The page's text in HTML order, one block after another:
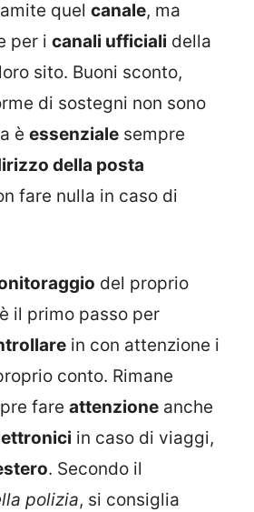
quel canale, ma
per i canali ufficiali della
sito. Buoni sconto,
di sostegni non sono
è essenziale sempre
della posta
fare nulla in caso di
del proprio
il primo passo per
in con attenzione i
conto. Rimane
fare attenzione anche
in caso di viaggi,
. Secondo il
polizia, si consiglia